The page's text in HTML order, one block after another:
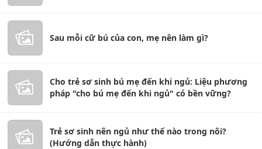
Sau mỗi cữ bú của con, mẹ nên làm gì?
Cho trẻ sơ sinh bú mẹ đến khi ngủ: Liệu phương
pháp "cho bú mẹ đến khi ngủ" có bền vững?
Trẻ sơ sinh nên ngủ như thế nào trong nôi?
(Hướng dẫn thực hành)